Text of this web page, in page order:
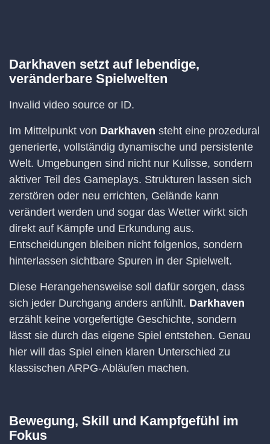
Darkhaven setzt auf lebendige,
veränderbare Spielwelten
Invalid video source or ID.
Im Mittelpunkt von Darkhaven steht eine prozedural
generierte, vollständig dynamische und persistente
Welt. Umgebungen sind nicht nur Kulisse, sondern
aktiver Teil des Gameplays. Strukturen lassen sich
zerstören oder neu errichten, Gelände kann
verändert werden und sogar das Wetter wirkt sich
direkt auf Kämpfe und Erkundung aus.
Entscheidungen bleiben nicht folgenlos, sondern
hinterlassen sichtbare Spuren in der Spielwelt.
Diese Herangehensweise soll dafür sorgen, dass
sich jeder Durchgang anders anfühlt. Darkhaven
erzählt keine vorgefertigte Geschichte, sondern
lässt sie durch das eigene Spiel entstehen. Genau
hier will das Spiel einen klaren Unterschied zu
klassischen ARPG-Abläufen machen.
Bewegung, Skill und Kampfgefühl im
Fokus